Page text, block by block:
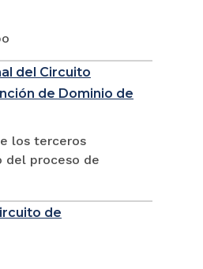
del Circuito
de Dominio de
los terceros
del proceso de
de